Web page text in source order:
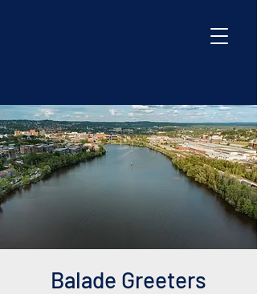
Balade Greeters